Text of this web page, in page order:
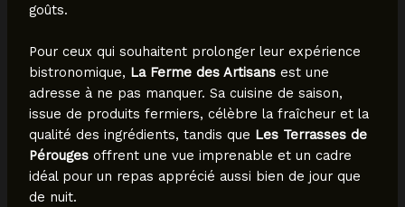
goûts.
Pour ceux qui souhaitent prolonger leur expérience
bistronomique, La Ferme des Artisansest une
adresse à ne pas manquer. Sa cuisine de saison,
issue de produits fermiers, célèbre la fraîcheur et la
qualité des ingrédients, tandis que Les Terrasses de
Pérougesoffrent une vue imprenable et un cadre
idéal pour un repas apprécié aussi bien de jour que
de nuit.